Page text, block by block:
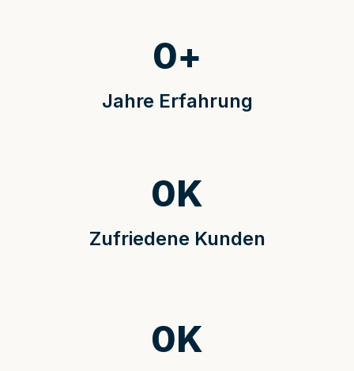
Jahre Erfahrung
0+
Zufriedene Kunden
0K
0K